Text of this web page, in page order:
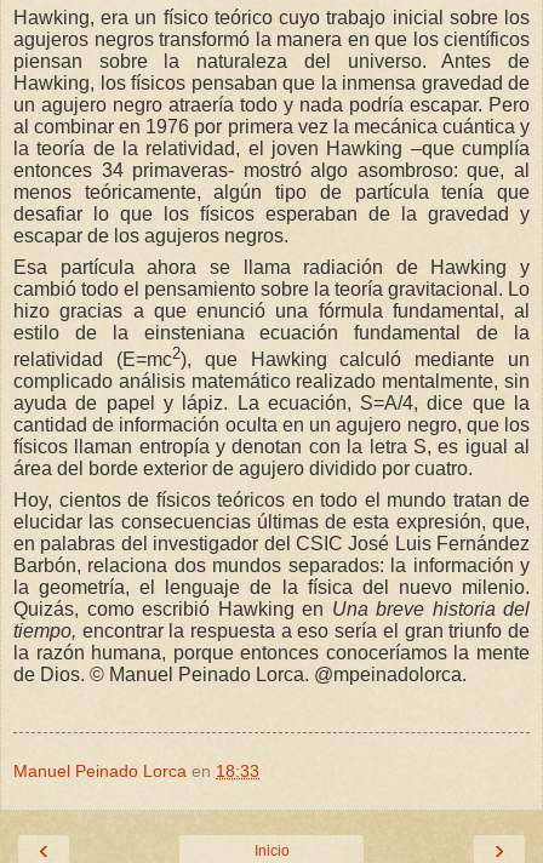
Hawking, era un físico teórico cuyo trabajo inicial sobre los
agujeros negros transformó la manera en que los científicos
piensan sobre la naturaleza del universo. Antes de
Hawking, los físicos pensaban que la inmensa gravedad de
un agujero negro atraería todo y nada podría escapar. Pero
al combinar en 1976 por primera vez la mecánica cuántica y
la teoría de la relatividad, el joven Hawking –que cumplía
entonces 34 primaveras- mostró algo asombroso: que, al
menos teóricamente, algún tipo de partícula tenía que
desafiar lo que los físicos esperaban de la gravedad y
escapar de los agujeros negros.
Esa partícula ahora se llama radiación de Hawking y
cambió todo el pensamiento sobre la teoría gravitacional. Lo
hizo gracias a que enunció una fórmula fundamental, al
estilo de la einsteniana ecuación fundamental de la
relatividad (E=mc2), que Hawking calculó mediante un
complicado análisis matemático realizado mentalmente, sin
ayuda de papel y lápiz. La ecuación, S=A/4, dice que la
cantidad de información oculta en un agujero negro, que los
físicos llaman entropía y denotan con la letra S, es igual al
área del borde exterior de agujero dividido por cuatro.
Hoy, cientos de físicos teóricos en todo el mundo tratan de
elucidar las consecuencias últimas de esta expresión, que,
en palabras del investigador del CSIC José Luis Fernández
Barbón, relaciona dos mundos separados: la información y
la geometría, el lenguaje de la física del nuevo milenio.
Quizás, como escribió Hawking en Una breve historia del
tiempo, encontrar la respuesta a eso sería el gran triunfo de
la razón humana, porque entonces conoceríamos la mente
de Dios. © Manuel Peinado Lorca. @mpeinadolorca.
Manuel Peinado Lorca en 18:33
‹ ›
Inicio